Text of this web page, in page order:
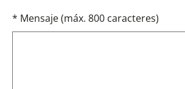
* Mensaje (máx. 800 caracteres)